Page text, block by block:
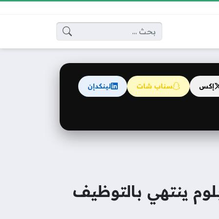
البحث عن:
إكس سناب شات لينكدإن
ينتهي بالتوظيف